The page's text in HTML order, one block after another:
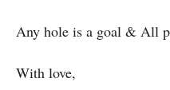
Any hole is a goal & All
With love,